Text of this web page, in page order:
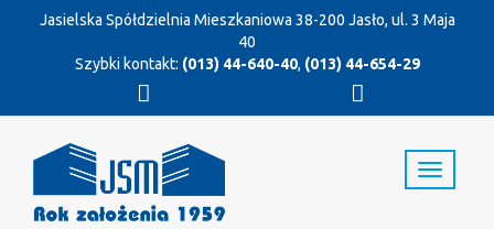
Jasielska Spółdzielnia Mieszkaniowa 38-200 Jasło, ul. 3 Maja
40
Szybki kontakt: (013) 44-640-40, (013) 44-654-29
T
o